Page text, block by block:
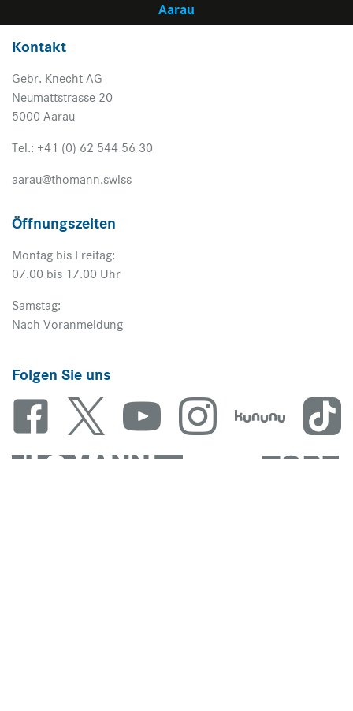
Aarau
Kontakt
Gebr. Knecht AG
Neumattstrasse 20
5000 Aarau
Tel.: +41 (0) 62 544 56 30
aarau@thomann.swiss
Öffnungszeiten
Montag bis Freitag:
07.00 bis 17.00 Uhr
Samstag:
Nach Voranmeldung
Folgen Sie uns